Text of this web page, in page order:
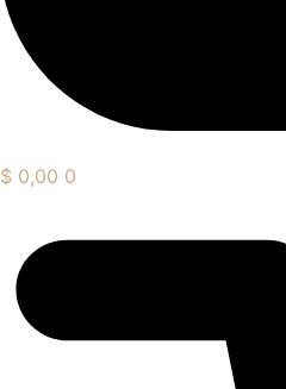
$ 0,00 0